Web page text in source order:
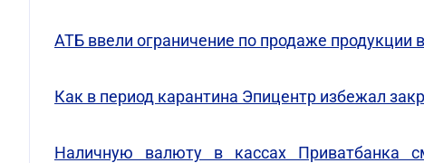
АТБ ввели ограничение по продаже продукции
Как в период карантина Эпицентр избежал
Наличную валюту в кассах Приватбанка